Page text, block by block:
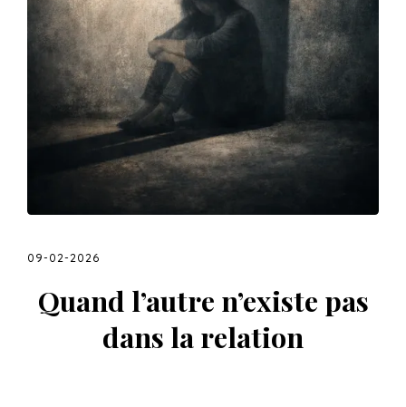
09-02-2026
Quand l’autre n’existe pas
dans la relation